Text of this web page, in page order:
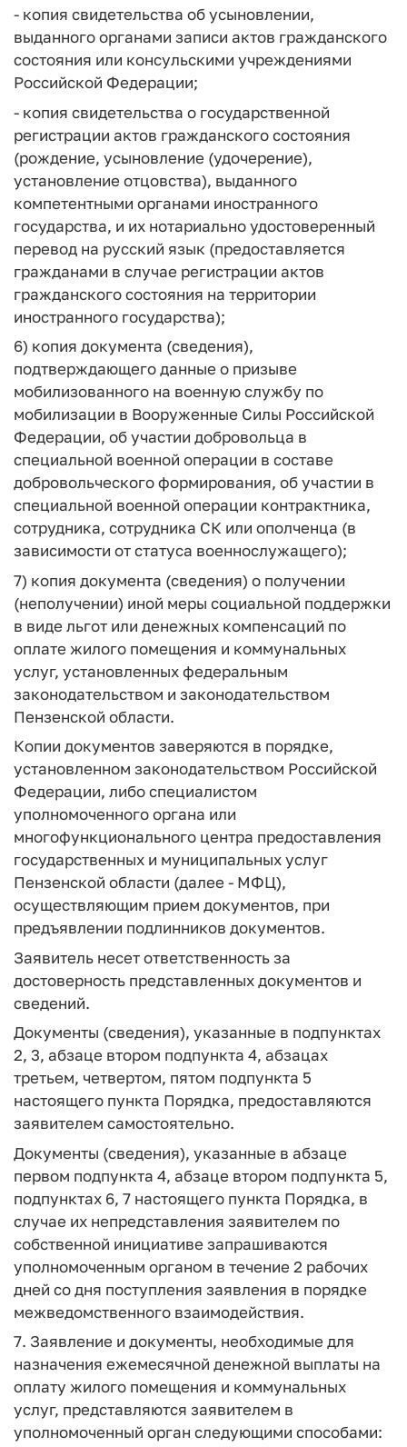
- копия свидетельства об усыновлении,
выданного органами записи актов гражданского
состояния или консульскими учреждениями
Российской Федерации;
- копия свидетельства о государственной
регистрации актов гражданского состояния
(рождение, усыновление (удочерение),
установление отцовства), выданного
компетентными органами иностранного
государства, и их нотариально удостоверенный
перевод на русский язык (предоставляется
гражданами в случае регистрации актов
гражданского состояния на территории
иностранного государства);
6) копия документа (сведения),
подтверждающего данные о призыве
мобилизованного на военную службу по
мобилизации в Вооруженные Силы Российской
Федерации, об участии добровольца в
специальной военной операции в составе
добровольческого формирования, об участии в
специальной военной операции контрактника,
сотрудника, сотрудника СК или ополченца (в
зависимости от статуса военнослужащего);
7) копия документа (сведения) о получении
(неполучении) иной меры социальной поддержки
в виде льгот или денежных компенсаций по
оплате жилого помещения и коммунальных
услуг, установленных федеральным
законодательством и законодательством
Пензенской области.
Копии документов заверяются в порядке,
установленном законодательством Российской
Федерации, либо специалистом
уполномоченного органа или
многофункционального центра предоставления
государственных и муниципальных услуг
Пензенской области (далее - МФЦ),
осуществляющим прием документов, при
предъявлении подлинников документов.
Заявитель несет ответственность за
достоверность представленных документов и
сведений.
Документы (сведения), указанные в подпунктах
2, 3, абзаце втором подпункта 4, абзацах
третьем, четвертом, пятом подпункта 5
настоящего пункта Порядка, предоставляются
заявителем самостоятельно.
Документы (сведения), указанные в абзаце
первом подпункта 4, абзаце втором подпункта 5,
подпунктах 6, 7 настоящего пункта Порядка, в
случае их непредставления заявителем по
собственной инициативе запрашиваются
уполномоченным органом в течение 2 рабочих
дней со дня поступления заявления в порядке
межведомственного взаимодействия.
7. Заявление и документы, необходимые для
назначения ежемесячной денежной выплаты на
оплату жилого помещения и коммунальных
услуг, представляются заявителем в
уполномоченный орган следующими способами: